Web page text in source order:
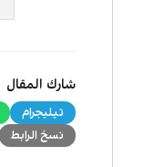
شارك المقال
تيليجرام
نسخ الرابط